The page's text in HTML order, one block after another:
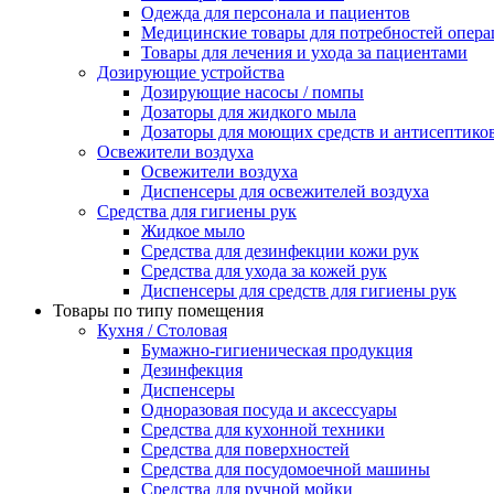
Одежда для персонала и пациентов
Медицинские товары для потребностей
Товары для лечения и ухода за пациентами
Дозирующие устройства
Дозирующие насосы / помпы
Дозаторы для жидкого мыла
Дозаторы для моющих средств и
Освежители воздуха
Освежители воздуха
Диспенсеры для освежителей воздуха
Средства для гигиены рук
Жидкое мыло
Средства для дезинфекции кожи рук
Средства для ухода за кожей рук
Диспенсеры для средств для гигиены рук
Товары по типу помещения
Кухня / Столовая
Бумажно-гигиеническая продукция
Дезинфекция
Диспенсеры
Одноразовая посуда и аксессуары
Средства для кухонной техники
Средства для поверхностей
Средства для посудомоечной машины
Средства для ручной мойки